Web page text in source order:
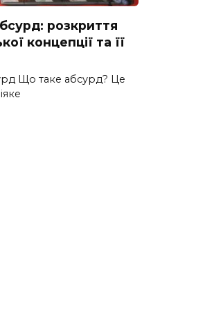
розкриття
концепції та її
Що таке абсурд? Це